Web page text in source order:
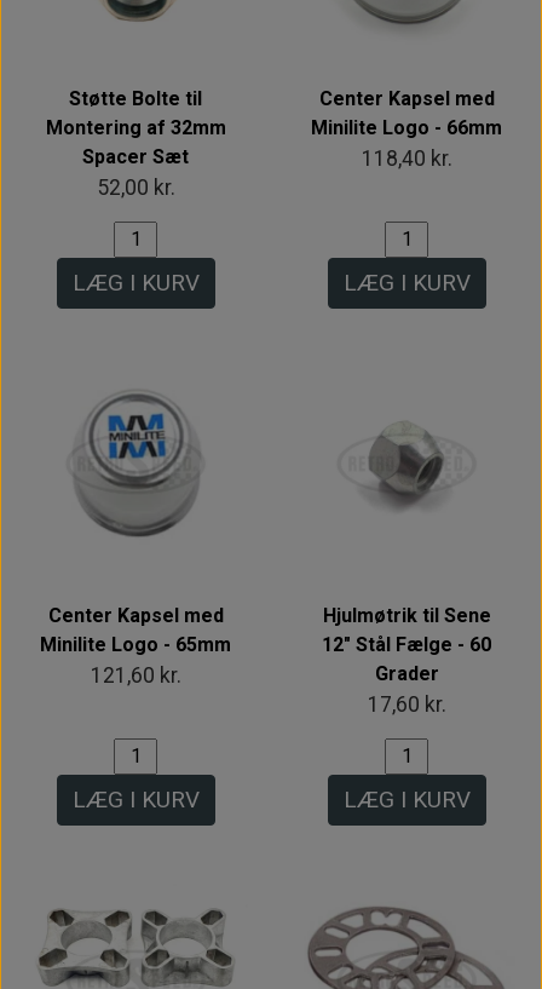
Støtte Bolte til
Montering af 32mm
Spacer Sæt
52,00 kr.
LÆG I KURV
Center Kapsel med
Minilite Logo - 66mm
118,40 kr.
LÆG I KURV
Center Kapsel med
Minilite Logo - 65mm
121,60 kr.
LÆG I KURV
Hjulmøtrik til Sene
12" Stål Fælge - 60
Grader
17,60 kr.
LÆG I KURV